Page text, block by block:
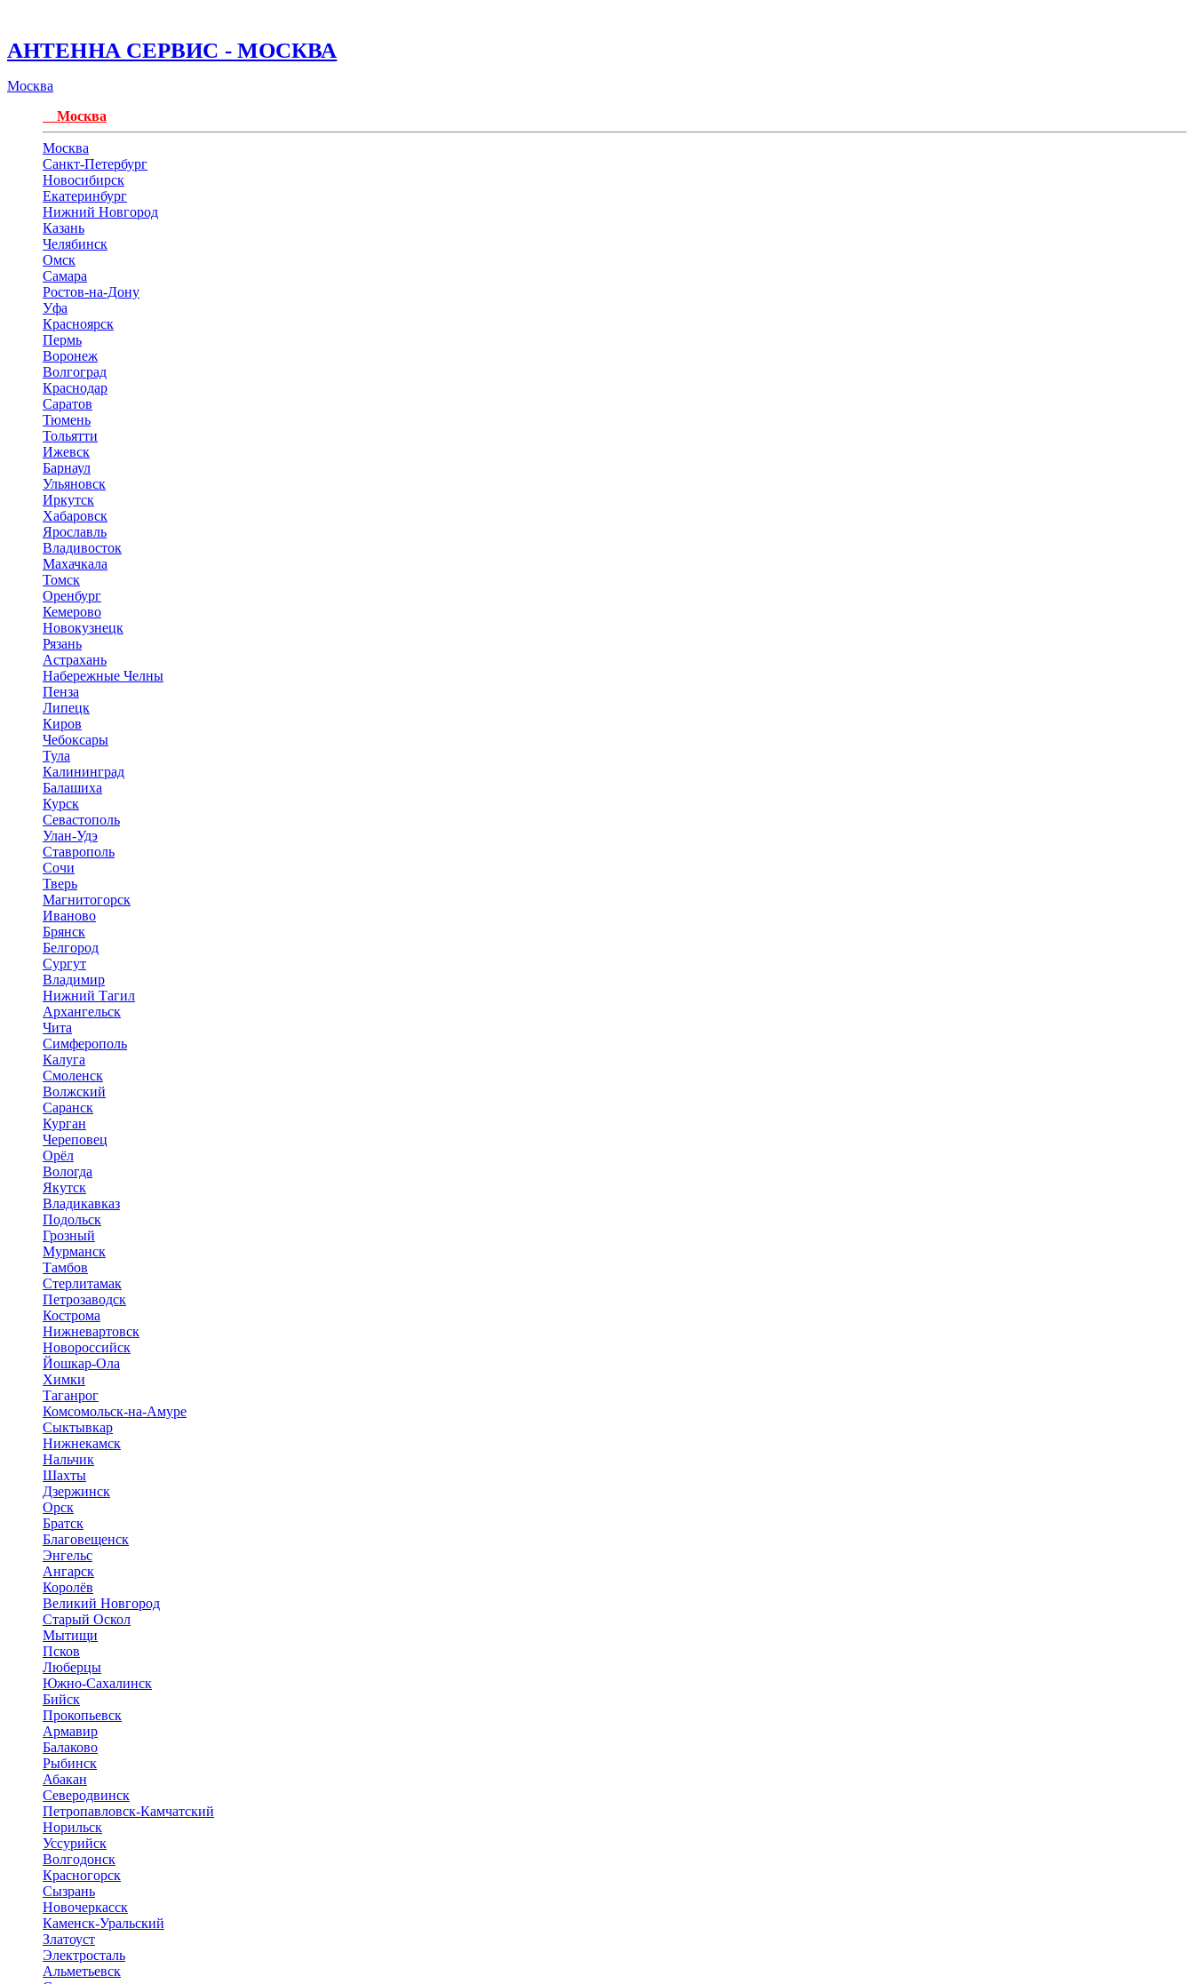
АНТЕННА СЕРВИС - МОСКВА
Москва
Москва
Москва
Санкт-Петербург
Новосибирск
Екатеринбург
Нижний Новгород
Казань
Челябинск
Омск
Самара
Ростов-на-Дону
Уфа
Красноярск
Пермь
Воронеж
Волгоград
Краснодар
Саратов
Тюмень
Тольятти
Ижевск
Барнаул
Ульяновск
Иркутск
Хабаровск
Ярославль
Владивосток
Махачкала
Томск
Оренбург
Кемерово
Новокузнецк
Рязань
Астрахань
Набережные Челны
Пенза
Липецк
Киров
Чебоксары
Тула
Калининград
Балашиха
Курск
Севастополь
Улан-Удэ
Ставрополь
Сочи
Тверь
Магнитогорск
Иваново
Брянск
Белгород
Сургут
Владимир
Нижний Тагил
Архангельск
Чита
Симферополь
Калуга
Смоленск
Волжский
Саранск
Курган
Череповец
Орёл
Вологда
Якутск
Владикавказ
Подольск
Грозный
Мурманск
Тамбов
Стерлитамак
Петрозаводск
Кострома
Нижневартовск
Новороссийск
Йошкар-Ола
Химки
Таганрог
Комсомольск-на-Амуре
Сыктывкар
Нижнекамск
Нальчик
Шахты
Дзержинск
Орск
Братск
Благовещенск
Энгельс
Ангарск
Королёв
Великий Новгород
Старый Оскол
Мытищи
Псков
Люберцы
Южно-Сахалинск
Бийск
Прокопьевск
Армавир
Балаково
Рыбинск
Абакан
Северодвинск
Петропавловск-Камчатский
Норильск
Уссурийск
Волгодонск
Красногорск
Сызрань
Новочеркасск
Каменск-Уральский
Златоуст
Электросталь
Альметьевск